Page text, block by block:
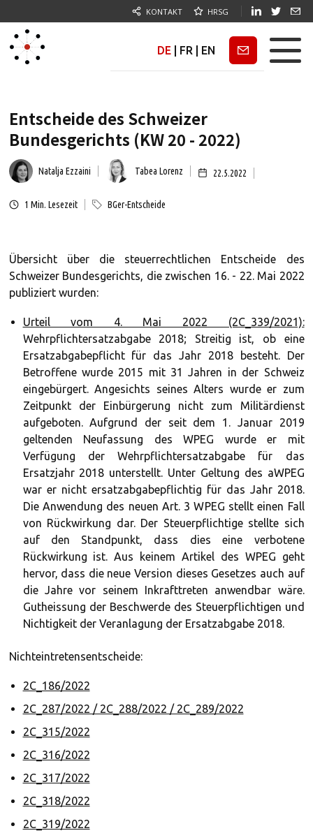
KONTAKT HRSG
DE FR EN Newsletter
Entscheide des Schweizer
Bundesgerichts (KW 20 - 2022)
Natalja Ezzaini Tabea Lorenz 22.5.2022
1 Min. Lesezeit BGer-Entscheide
Übersicht über die steuerrechtlichen Entscheide des
Schweizer Bundesgerichts, die zwischen 16. - 22. Mai 2022
publiziert wurden:
Urteil vom 4. Mai 2022 (2C_339/2021):
Wehrpflichtersatzabgabe 2018; Streitig ist, ob eine
Ersatzabgabepflicht für das Jahr 2018 besteht. Der
Betroffene wurde 2015 mit 31 Jahren in der Schweiz
eingebürgert. Angesichts seines Alters wurde er zum
Zeitpunkt der Einbürgerung nicht zum Militärdienst
aufgeboten. Aufgrund der seit dem 1. Januar 2019
geltenden Neufassung des WPEG wurde er mit
Verfügung der Wehrpflichtersatzabgabe für das
Ersatzjahr 2018 unterstellt. Unter Geltung des aWPEG
war er nicht ersatzabgabepflichtig für das Jahr 2018.
Die Anwendung des neuen Art. 3 WPEG stellt einen Fall
von Rückwirkung dar. Der Steuerpflichtige stellte sich
auf den Standpunkt, dass dies eine verbotene
Rückwirkung ist. Aus keinem Artikel des WPEG geht
hervor, dass die neue Version dieses Gesetzes auch auf
die Jahre vor seinem Inkrafttreten anwendbar wäre.
Gutheissung der Beschwerde des Steuerpflichtigen und
Nichtigkeit der Veranlagung der Ersatzabgabe 2018.
Nichteintretensentscheide:
2C_186/2022
2C_287/2022 / 2C_288/2022 / 2C_289/2022
2C_315/2022
2C_316/2022
2C_317/2022
2C_318/2022
2C_319/2022